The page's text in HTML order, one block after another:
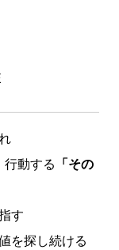
行動する
「その
す
を探し続ける